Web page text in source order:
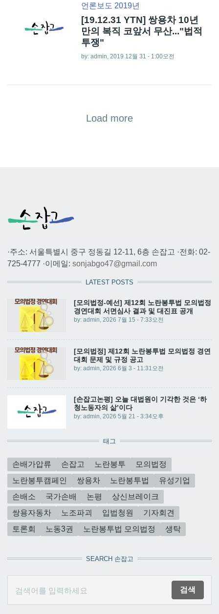
언론보도 2019년
[19.12.31 YTN] 쌍용차 10년
만의 복직 코앞서 무산..."법적
투쟁"
by: admin , 2019 12월 31 - 1:00오전
Load more
·주소: 서울특별시 중구 정동길 12-11, 6층 손잡고 ·전화: 02-
725-4777 ·이메일: sonjabgo47@gmail.com
LATEST POSTS
[모의법정-예선] 제12회 노란봉투법 모의법정
경연대회 서면심사 결과 및 대진표 공개
by: admin, 2026 7월 15 - 7:33오전
[모의법정] 제12회 노란봉투법 모의법정 경연
대회 문제 및 규정 공고
by: admin, 2026 6월 3 - 11:31오전
[손잡고논평] 오늘 대법원이 기각한 것은 ‘하
청노동자의 삶’이다
by: admin, 2026 5월 21 - 3:34오후
태그
손배가압류 손잡고 노란봉투
모의법정
노란봉투캠페인
쌍용차 노란봉투법
유성기업
손배소
국가손배 논평
상신브레이크
쌍용자동차
노조파괴 입법청원
기자회견
토론회
노동3권 노란봉투법 모의법정 생탁
SEARCH 손잡고